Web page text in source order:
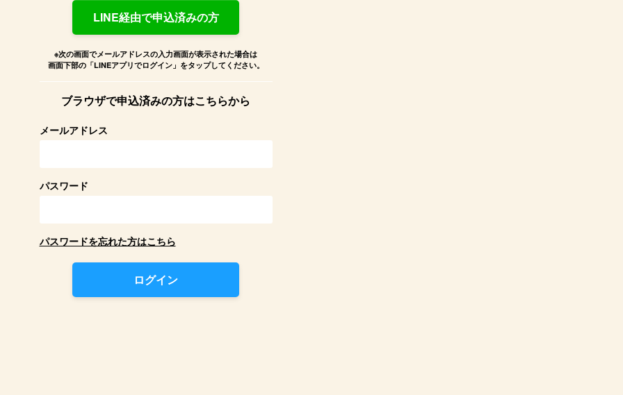
LINE経由で申込済みの方
※次の画面でメールアドレスの入力画面が表示された場合は
画面下部の「LINEアプリでログイン」をタップしてください。
ブラウザで申込済みの方はこちらから
メールアドレス
パスワード
パスワードを忘れた方はこちら
ログイン